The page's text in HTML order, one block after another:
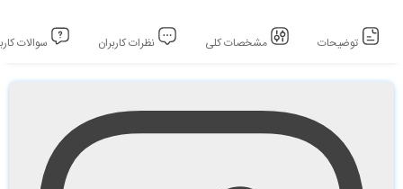
توضیحات مشخصات کلی نظرات کاربران سوالات